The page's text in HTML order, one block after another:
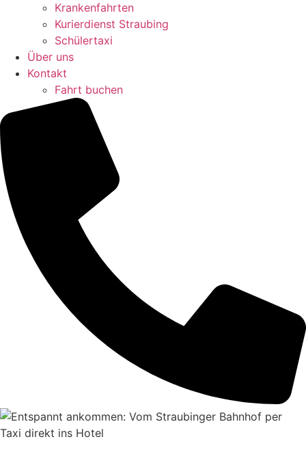
Krankenfahrten
Kurierdienst Straubing
Schülertaxi
Über uns
Kontakt
Fahrt buchen